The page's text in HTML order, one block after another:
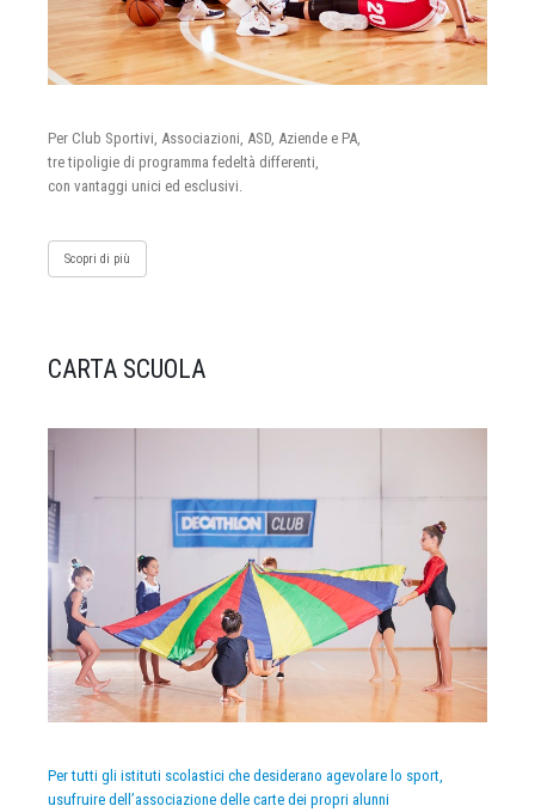
Per Club Sportivi, Associazioni, ASD, Aziende e PA,
tre tipoligie di programma fedeltà differenti,
con vantaggi unici ed esclusivi.
Scopri di più
CARTA SCUOLA
Per tutti gli istituti scolastici che desiderano agevolare lo sport,
usufruire dell’associazione delle carte dei propri alunni